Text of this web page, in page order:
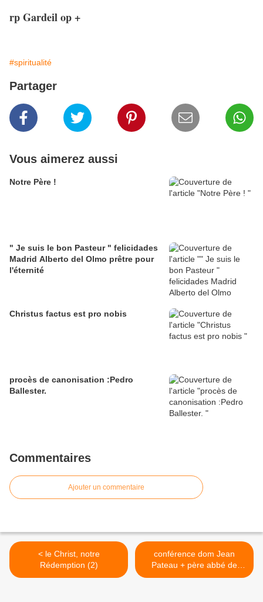
rp Gardeil op +
#spiritualité
Partager
Vous aimerez aussi
Notre Père !
" Je suis le bon Pasteur " felicidades
Madrid Alberto del Olmo prêtre pour
l'éternité
Christus factus est pro nobis
procès de canonisation :Pedro
Ballester.
Commentaires
Ajouter un commentaire
< le Christ, notre
Rédemption (2)
conférence dom Jean
Pateau + père abbé de
Fontgombault . la sainte